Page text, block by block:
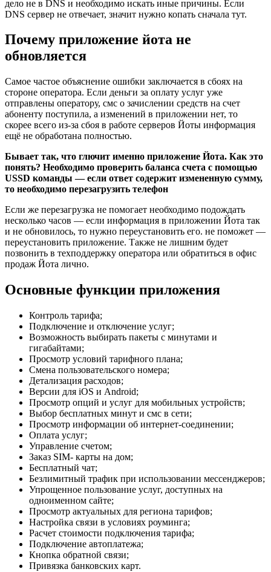
дело не в DNS и необходимо искать иные причины. Если
DNS сервер не отвечает, значит нужно копать сначала тут.
Почему приложение йота не
обновляется
Самое частое объяснение ошибки заключается в сбоях на
стороне оператора. Если деньги за оплату услуг уже
отправлены оператору, смс о зачислении средств на счет
абоненту поступила, а изменений в приложении нет, то
скорее всего из-за сбоя в работе серверов Йоты информация
ещё не обработана полностью.
Бывает так, что глючит именно приложение Йота. Как это
понять? Необходимо проверить баланса счета с помощью
USSD команды — если ответ содержит измененную сумму,
то необходимо перезагрузить телефон
Если же перезагрузка не помогает необходимо подождать
несколько часов — если информация в приложении Йота так
и не обновилось, то нужно переустановить его. не поможет —
переустановить приложение. Также не лишним будет
позвонить в техподдержку оператора или обратиться в офис
продаж Йота лично.
Основные функции приложения
Контроль тарифа;
Подключение и отключение услуг;
Возможность выбирать пакеты с минутами и
гигабайтами;
Просмотр условий тарифного плана;
Смена пользовательского номера;
Детализация расходов;
Версии для iOS и Android;
Просмотр опций и услуг для мобильных устройств;
Выбор бесплатных минут и смс в сети;
Просмотр информации об интернет-соединении;
Оплата услуг;
Управление счетом;
Заказ SIM- карты на дом;
Бесплатный чат;
Безлимитный трафик при использовании мессенджеров;
Упрощенное пользование услуг, доступных на
одноименном сайте;
Просмотр актуальных для региона тарифов;
Настройка связи в условиях роуминга;
Расчет стоимости подключения тарифа;
Подключение автоплатежа;
Кнопка обратной связи;
Привязка банковских карт.